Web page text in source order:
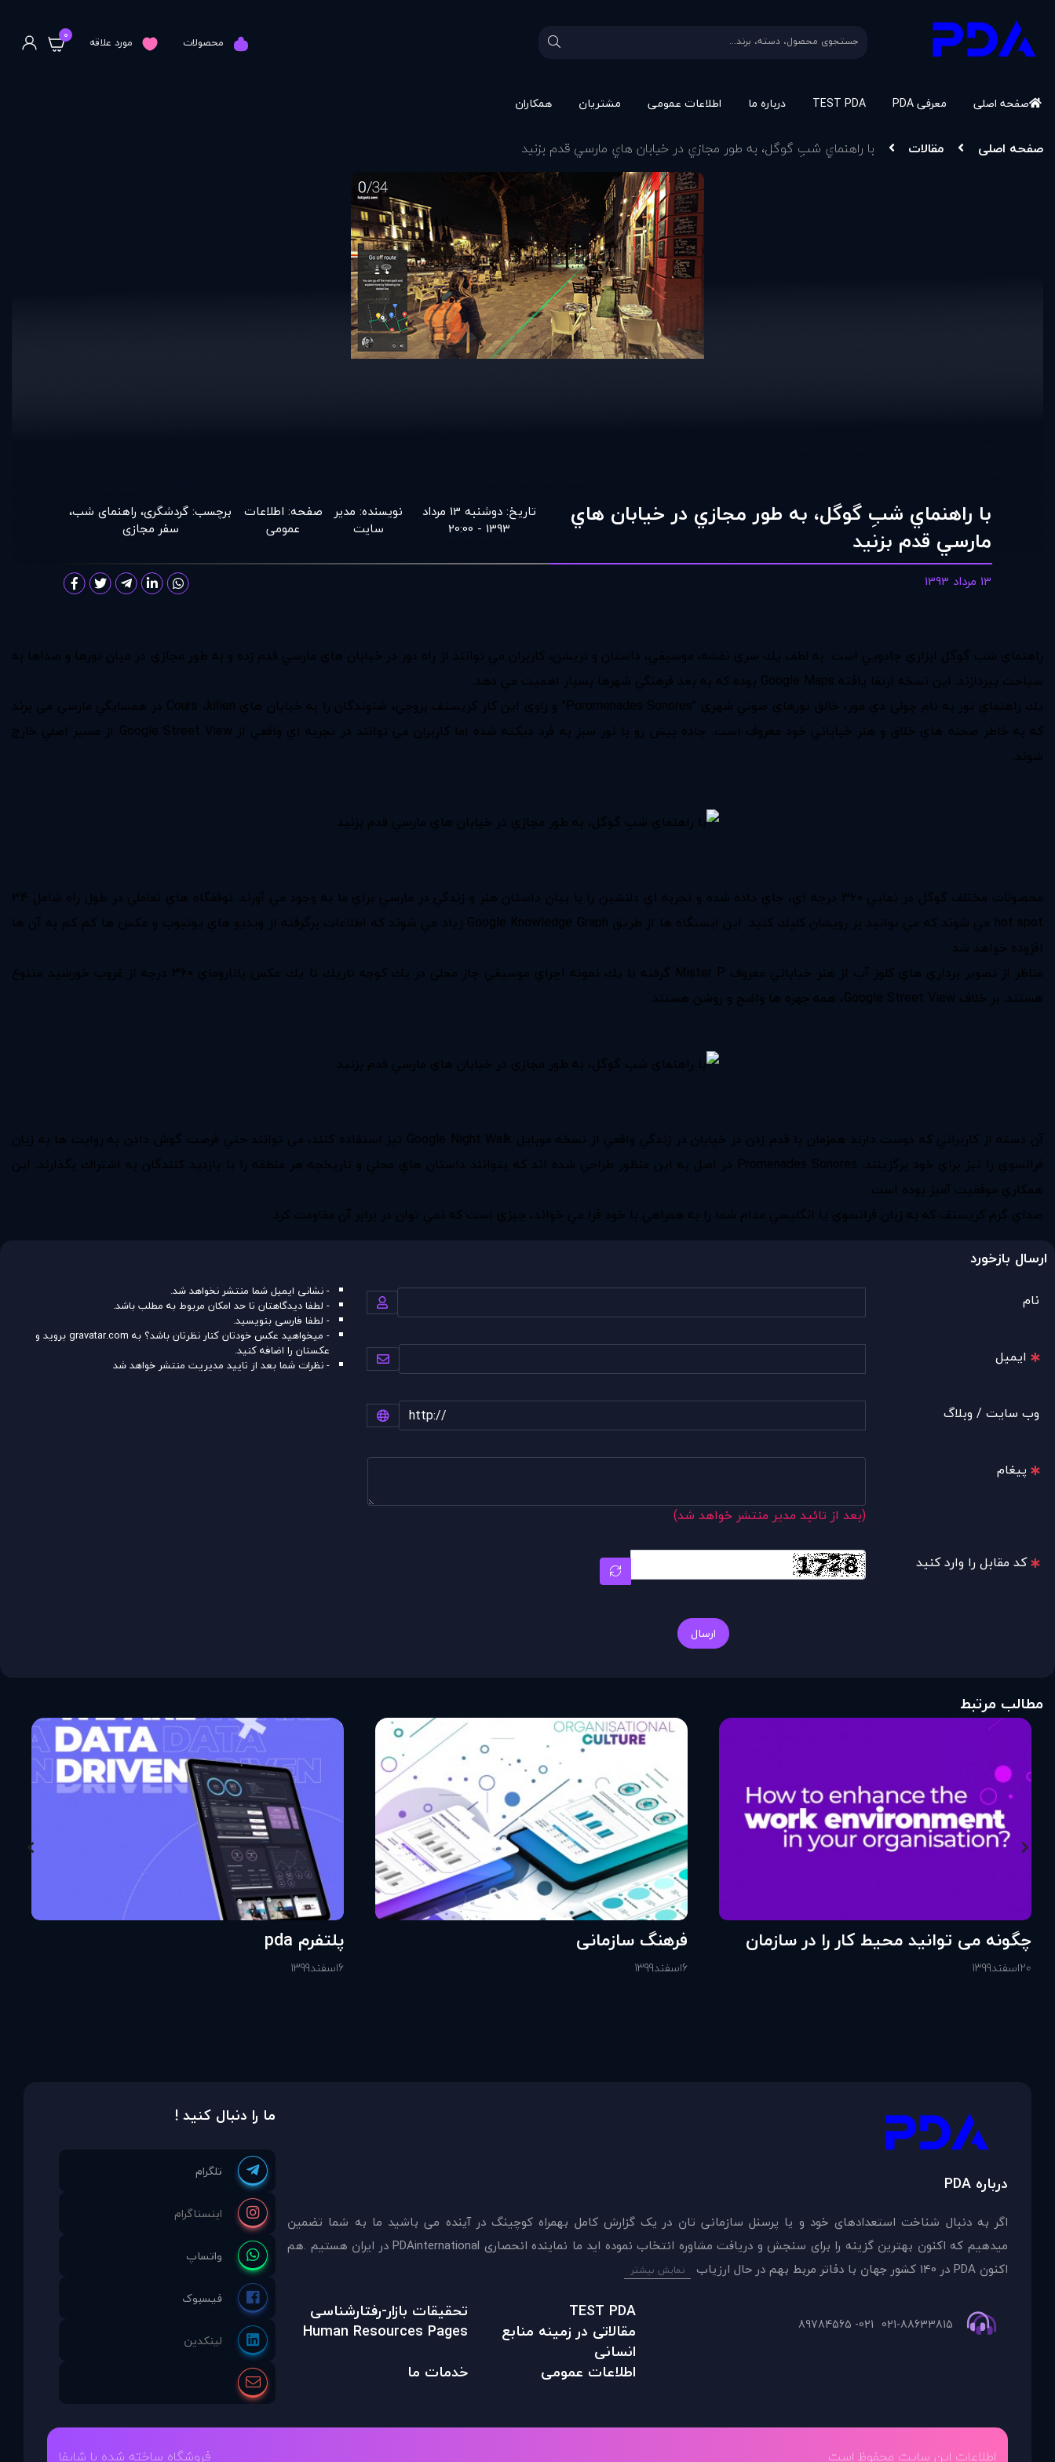
محصولات مورد علاقه 0
صفحه اصلی معرفی PDA TEST PDA درباره ما اطلاعات عمومی مشتريان همکاران
صفحه اصلی مقالات با راهنماي شبِ گوگل، به طور مجازي در خيابان هاي مارسي قدم بزنيد
با راهنماي شبِ گوگل، به طور مجازي در خيابان هاي
مارسي قدم بزنيد
تاریخ:
دوشنبه 13 مرداد
1393 - 20:00
نویسنده: مدير
سايت
صفحه: اطلاعات
عمومی
برچسب:گردشگری، راهنمای شب،
سفر مجازی
13 مرداد 1393
راهنماي شب گوگل ابزاري جادويي است. به لطف يك سري نقشه، موسيقي، داستان و نريشن، كاربران مي توانند از راه دور در خيابان هاي مارسي قدم زده و به طور مجازي در ميان نورها و صداها به
سياحت بپردازند. اين نسخه ارتقا يافته Google Maps بوده كه به بعد فرهنگي شهرها بسيار اهميت مي دهد.
يك راهنماي تور به نام جولي دي مور، خالق تورهاي صوتي شهري "Poromenades Sonores" و راوي اين كار كريستف پروچي، شنوندگان را به خيابان هاي Cours Julien در همسايگي مارسي مي برند
كه به خاطر صحنه هاي خلاق و هنر خياباني خود معروف است. جاده پيش رو با نور سبز به فرد ديكته شده اما كاربران مي توانند در تجربه اي واقعي از Google Street View از مسير اصلي خارج
شوند.
محصولات مختلف گوگل در نمايي 360 درجه اي، جاي داده شده و تجربه اي دلنشين را با بيان داستان هنر و زندگي در مارسي براي ما به وجود مي آورند. توقفگاه هاي تعاملي در طول راه شامل 34
hot spot مي شوند كه مي توانيد بر رويشان كليك كنيد. اين ايستگاه ها از طريق Google Knowledge Graph زياد مي شوند كه اطلاعات برگرفته از ويديو هاي يوتيوب و عكس ها كم كم به آن ها
افزوده خواهد شد.
مناظر از تصوير برداري هاي كلوز آپ از هنر خياباني معروف Mister P گرفته تا يك نمونه اجراي موسيقي جاز محلي در يك كوچه تاريك تا يك عكس پاناروماي 360 درجه از غروب خورشيد متنوع
هستند. بر خلاف Google Street View، همه چهره ها واضح و روشن هستند.
آن دسته از كاربراني كه دوست دارند همزمان با قدم زدن در خيابان در زندگي واقعي از نسخه موبايل Google Night Walk نيز استفاده كنند، مي توانند حتي فرصت گوش دادن به روايت ها به زبان
فرانسوي را نيز براي خود برگزينند. Promenades Sonores در اصل به اين منظور طراحي شده اند كه بتوانند داستان هاي محلي و تاريخچه هر منطقه را با بازديد كنندگان به اشتراك بگذارند. اين
همكاري موفقيت آميز بوده است.
صداي گرم كريستف كه به زبان فرانسوي يا انگليسي مدام شما را به همراهي با خود فرا مي خواند، چيزي است كه نمي توان در برابر آن مقاومت كرد.
ارسال بازخورد
نام
ایمیل
وب سایت / وبلاگ
پیغام
(بعد از تائید مدیر منتشر خواهد شد)
کد مقابل را وارد کنید
ارسال
- نشانی ایمیل شما منتشر نخواهد شد.
- لطفا دیدگاهتان تا حد امکان مربوط به مطلب باشد.
- لطفا فارسی بنویسید.
- میخواهید عکس خودتان کنار نظرتان باشد؟ به gravatar.comبروید و
عکستان را اضافه کنید.
- نظرات شما بعد از تایید مدیریت منتشر خواهد شد
مطالب مرتبط
چگونه می توانید محیط کار را در سازمان
خود تقویت کنید؟
20اسفند1399
فرهنگ سازمانی
6اسفند1399
پلتفرم pda
6اسفند1399
درباره PDA
اگر به دنبال شناخت استعدادهای خود و یا پرسنل سازمانی تان در يک گزارش کامل بهمراه کوچینگ در آینده می باشید ما به شما تضمين
ميدهيم که اکنون بهترين گزينه را برای سنجش و دريافت مشاوره انتخاب نموده ايد ما نماینده انحصاری PDAinternational در ایران هستیم .هم
اکنون PDA در 140 کشور جهان با دفاتر مربط بهم در حال ارزیاب
نمایش بیشتر
021-88633815
021- 89784565
TEST PDA
تحقیقات بازار-رفتارشناسی
مقالاتی در زمينه منابع
انسانی
Human Resources Pages
اطلاعات عمومی
خدمات ما
ما را دنبال کنید !
اطلاعات این سایت محفوظ است فروشگاه ساخته شده با شاپفا